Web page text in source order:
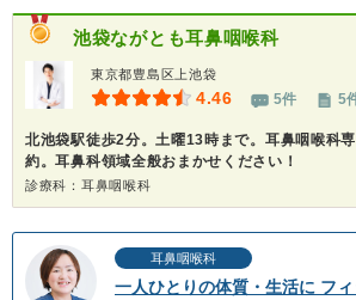
池袋ながとも耳鼻咽喉科
東京都豊島区上池袋
4.46 5件 5
北池袋駅徒歩2分。土曜13時まで。耳鼻咽喉科
約。耳鼻科領域全般おまかせください！
診療科：耳鼻咽喉科
耳鼻咽喉科
一人ひとりの体質・生活に フ